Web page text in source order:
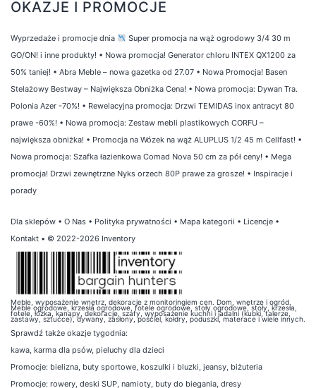
OKAZJE I PROMOCJE
Wyprzedaże i promocje dnia
Super promocja na wąż ogrodowy 3/4 30 m
GO/ON! i inne produkty! • Nowa promocja! Generator chloru INTEX QX1200 za
50% taniej! • Abra Meble – nowa gazetka od 27.07 • Nowa Promocja! Basen
Stelażowy Bestway – Największa Obniżka Cena! • Nowa promocja: Dywan Tra.
Polonia Azer -70%! • Rewelacyjna promocja: Drzwi TEMIDAS inox antracyt 80
prawe -60%! • Nowa promocja: Zestaw mebli plastikowych CORFU –
największa obniżka! • Promocja na Wózek na wąż ALUPLUS 1/2 45 m Cellfast! •
Nowa promocja: Szafka łazienkowa Comad Nova 50 cm za pół ceny! • Mega
promocja! Drzwi zewnętrzne Nyks orzech 80P prawe za grosze! • Inspiracje i
porady
Dla sklepów • O Nas • Polityka prywatności • Mapa kategorii • Licencje •
Kontakt • © 2022-2026 Inventory
Meble, wyposażenie wnętrz, dekoracje z monitoringiem cen. Dom, wnętrze i ogród.
Meble ogrodowe, krzesła ogrodowe, fotele ogrodowe, stoły ogrodowe, stoły, krzesła,
fotele, łóżka, kanapy, dekoracje, szafy, wyposażenie kuchni i jadalni (kubki, talerze,
zastawy, sztućce), dywany, zasłony, pościel, kołdry, poduszki, materace i wiele innych.
Sprawdź także okazje tygodnia:
kawa, karma dla psów, pieluchy dla dzieci
Promocje: bielizna, buty sportowe, koszulki i bluzki, jeansy, biżuteria
Promocje: rowery, deski SUP, namioty, buty do biegania, dresy